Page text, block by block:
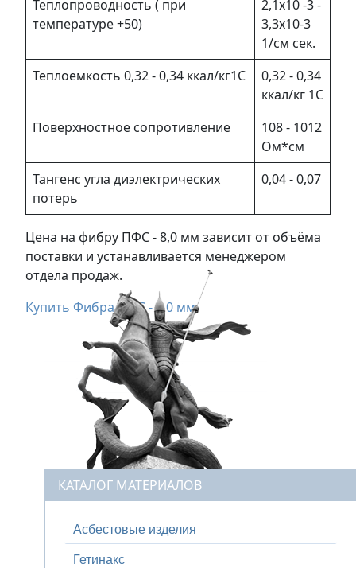
Теплопроводность ( при
температуре +50)
2,1х10 -3 -
3,3х10-3
1/см сек.
Теплоемкость 0,32 - 0,34 ккал/кг1С
0,32 - 0,34
ккал/кг 1С
Поверхностное сопротивление
108 - 1012
Ом*см
Тангенс угла диэлектрических
потерь
0,04 - 0,07
Цена на фибру ПФС - 8,0 мм зависит от объёма
поставки и устанавливается менеджером
отдела продаж.
Купить Фибра ПФС - 8,0 мм
КАТАЛОГ МАТЕРИАЛОВ
Асбестовые изделия
Гетинакс